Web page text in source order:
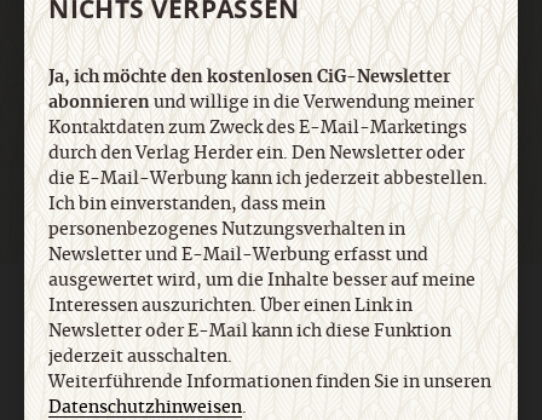
Jetzt anmelden
AGB und Widerrufsbelehrung Datenschutz
Barrierefreiheit
Impressum
Vertrag widerrufen
NICHTS VERPASSEN
Ja, ich möchte den kostenlosen CiG-Newsletter
abonnierenund willige in die Verwendung meiner
Kontaktdaten zum Zweck des E-Mail-Marketings
durch den Verlag Herder ein. Den Newsletter oder
die E-Mail-Werbung kann ich jederzeit abbestellen.
Ich bin einverstanden, dass mein
personenbezogenes Nutzungsverhalten in
Newsletter und E-Mail-Werbung erfasst und
ausgewertet wird, um die Inhalte besser auf meine
Interessen auszurichten. Über einen Link in
Newsletter oder E-Mail kann ich diese Funktion
jederzeit ausschalten.
Weiterführende Informationen finden Sie in unseren
Datenschutzhinweisen.